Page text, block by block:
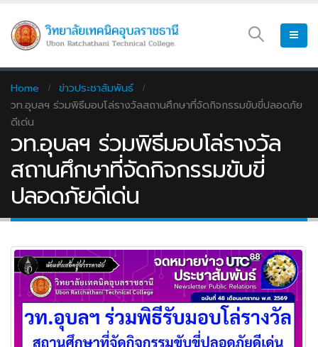
Home
ข่าวประชาสัมพันธ์
วท.อุบลฯ ร่วมพิธีมอบโล่รางวัลสถานศึกษาที่จัดกิจกรรมขับขี่ปลอดภัย
ดีเด่น
วท.อุบลฯ ร่วมพิธีมอบโล่รางวัล
สถานศึกษาที่จัดกิจกรรมขับขี่
ปลอดภัยดีเด่น